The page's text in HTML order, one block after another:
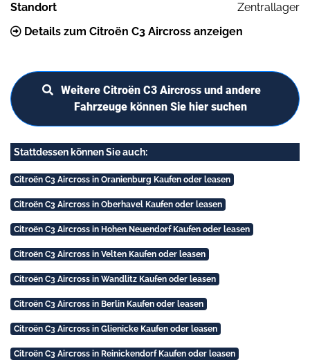
Standort
Zentrallager
Details zum Citroën C3 Aircross anzeigen
Weitere Citroën C3 Aircross und andere
Fahrzeuge können Sie hier suchen
Stattdessen können Sie auch:
Citroën C3 Aircross in Oranienburg Kaufen oder leasen
Citroën C3 Aircross in Oberhavel Kaufen oder leasen
Citroën C3 Aircross in Hohen Neuendorf Kaufen oder leasen
Citroën C3 Aircross in Velten Kaufen oder leasen
Citroën C3 Aircross in Wandlitz Kaufen oder leasen
Citroën C3 Aircross in Berlin Kaufen oder leasen
Citroën C3 Aircross in Glienicke Kaufen oder leasen
Citroën C3 Aircross in Reinickendorf Kaufen oder leasen